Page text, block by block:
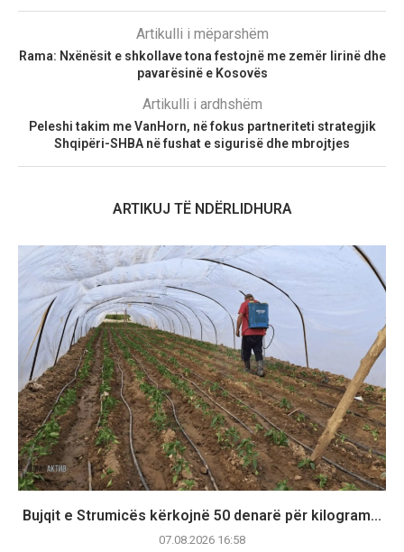
Artikulli i mëparshëm
Rama: Nxënësit e shkollave tona festojnë me zemër lirinë dhe
pavarësinë e Kosovës
Artikulli i ardhshëm
Peleshi takim me VanHorn, në fokus partneriteti strategjik
Shqipëri-SHBA në fushat e sigurisë dhe mbrojtjes
ARTIKUJ TË NDËRLIDHURA
Bujqit e Strumicës kërkojnë 50 denarë për kilogram...
07.08.2026 16:58